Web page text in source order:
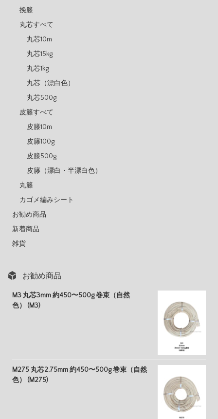
挽籐
丸芯すべて
丸芯10m
丸芯15kg
丸芯1kg
丸芯（漂白色）
丸芯500g
皮籐すべて
皮籐10m
皮籐100g
皮籐500g
皮籐（漂白・半漂白色）
丸籐
カゴメ編みシート
お勧め商品
新着商品
雑貨
お勧め商品
M3 丸芯3mm 約450〜500g 巻束（自然
色） (M3)
M275 丸芯2.75mm 約450〜500g 巻束（自然
色） (M275)